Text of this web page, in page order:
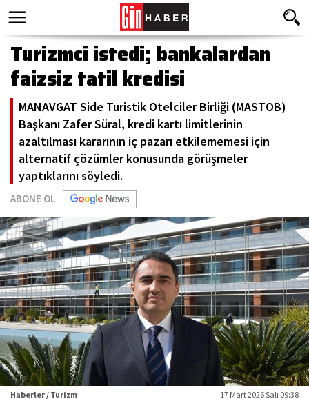
Turizmci istedi; bankalardan
faizsiz tatil kredisi
MANAVGAT Side Turistik Otelciler Birliği (MASTOB)
Başkanı Zafer Süral, kredi kartı limitlerinin
azaltılması kararının iç pazarı etkilememesi için
alternatif çözümler konusunda görüşmeler
yaptıklarını söyledi.
ABONE OL
Haberler / Turizm 17 Mart 2026 Salı 09:38